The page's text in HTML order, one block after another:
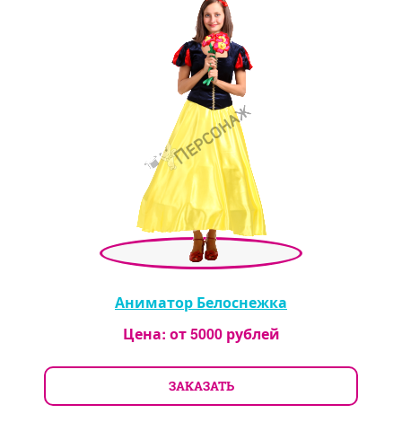
Аниматор Белоснежка
Цена: от5000рублей
ЗАКАЗАТЬ